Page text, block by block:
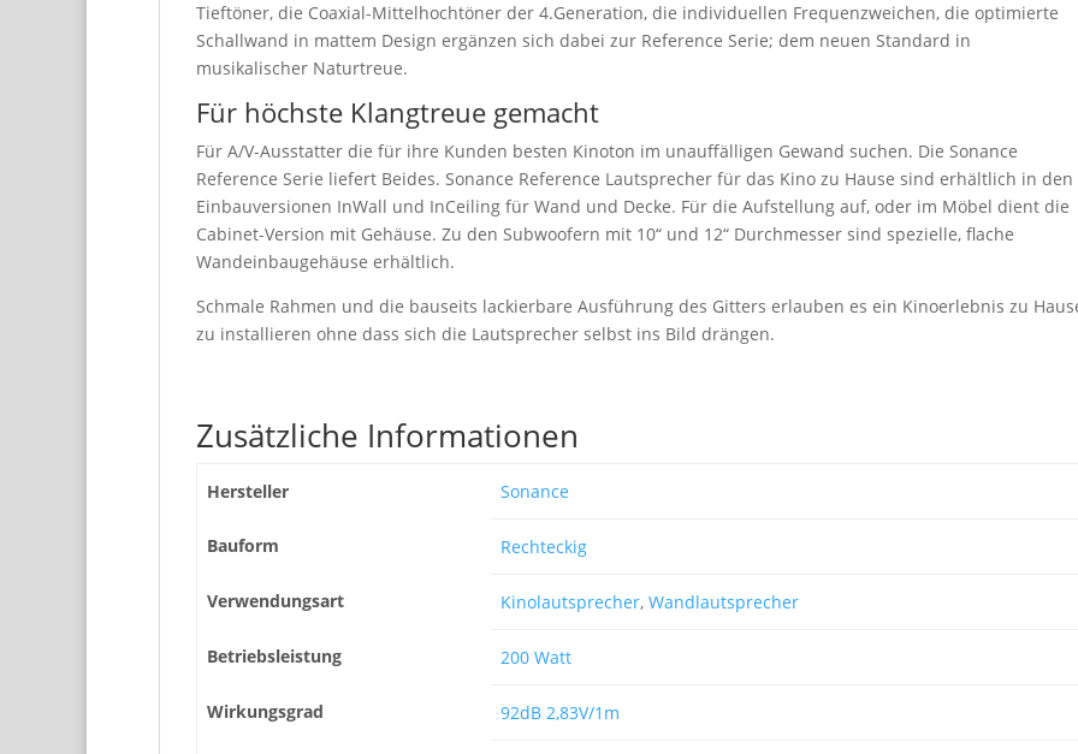
Tieftöner, die Coaxial-Mittelhochtöner der 4.Generation, die individuellen Frequenzweichen, die optimierte
Schallwand in mattem Design ergänzen sich dabei zur Reference Serie; dem neuen Standard in
musikalischer Naturtreue.
Für höchste Klangtreue gemacht
Für A/V-Ausstatter die für ihre Kunden besten Kinoton im unauffälligen Gewand suchen. Die Sonance
Reference Serie liefert Beides. Sonance Reference Lautsprecher für das Kino zu Hause sind erhältlich in den
Einbauversionen InWall und InCeiling für Wand und Decke. Für die Aufstellung auf, oder im Möbel dient die
Cabinet-Version mit Gehäuse. Zu den Subwoofern mit 10“ und 12“ Durchmesser sind spezielle, flache
Wandeinbaugehäuse erhältlich.
Schmale Rahmen und die bauseits lackierbare Ausführung des Gitters erlauben es ein Kinoerlebnis zu
zu installieren ohne dass sich die Lautsprecher selbst ins Bild drängen.
Zusätzliche Informationen
Hersteller Sonance
Bauform Rechteckig
Verwendungsart Kinolautsprecher,Wandlautsprecher
Betriebsleistung 200 Watt
Wirkungsgrad 92dB 2,83V/1m